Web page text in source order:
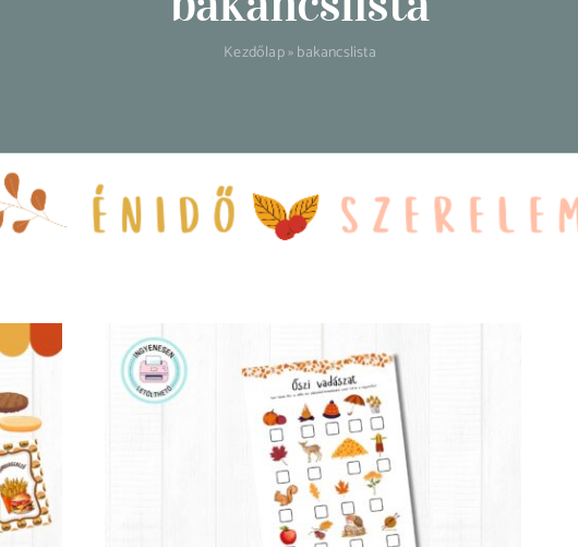
Kezdőlap»bakancslista